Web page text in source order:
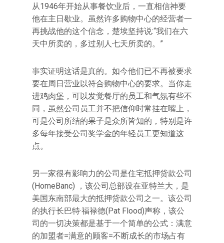
从1946年开始从事餐饮业后，一直相信神要
他在主日歇业。虽然许多购物中心的经营者一
再挑战他的这个信念，楚埃坚持说:“我们在六
天中所卖的，多过别人七天所卖的。”
事实证明这话是真的。如今他们已不再被要求
要在周日营业以符合购物中心的要求。当你走
进鸡肉堡，可以发觉餐厅的员工和气氛有些不
同，虽然公司员工并不把信仰时常挂在嘴上，
可是公司所结的果子是众所皆知的，特别是许
多每年接受公司奖学金的年轻员工更知道这
点。
另一家很有影响力的公司是住宅抵押贷款公司
(HomeBanc) ，该公司总部设在亚特兰大，是
美国东南部最大的抵押贷款公司之一。该公司
的执行长巴特·福禄德(Pat Flood)声称，该公
司的一切决策都是基于一个简单的公式：满意
的加盟者=满意的顾客=不断成长的市场占有